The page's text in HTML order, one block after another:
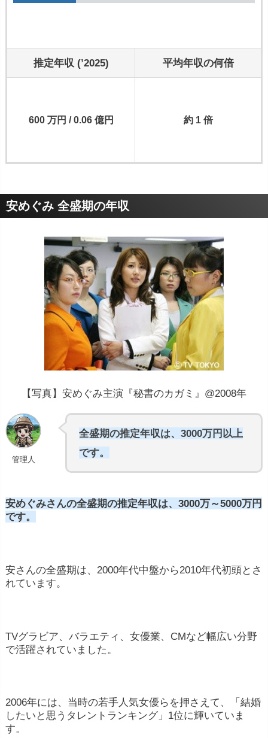
推定年収 (’2025) 平均年収の何倍
600 万円 / 0.06 億円 約 1 倍
安めぐみ 全盛期の年収
【写真】安めぐみ主演『秘書のカガミ』@2008年
管理人
全盛期の推定年収は、3000万円以上
です。
安めぐみさんの全盛期の推定年収は、3000万～5000万円
です。
安さんの全盛期は、2000年代中盤から2010年代初頭とさ
れています。
TVグラビア、バラエティ、女優業、CMなど幅広い分野
で活躍されていました。
2006年には、当時の若手人気女優らを押さえて、「結婚
したいと思うタレントランキング」1位に輝いていま
す。